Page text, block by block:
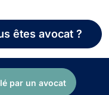
êtes avocat ?
par un avocat